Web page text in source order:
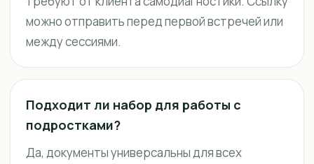
можно отправить перед первой встречей или
между сессиями.
Подходит ли набор для работы с
подростками?
Да, документы универсальны для всех